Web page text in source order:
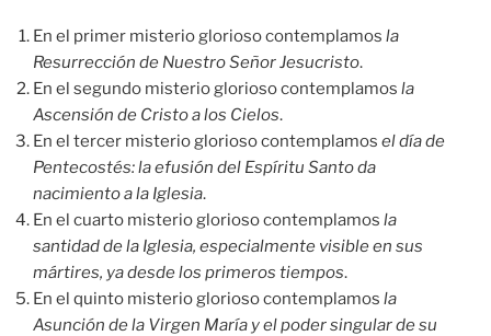
En el primer misterio glorioso contemplamos la
Resurrección de Nuestro Señor Jesucristo.
En el segundo misterio glorioso contemplamos la
Ascensión de Cristo a los Cielos.
En el tercer misterio glorioso contemplamos el día de
Pentecostés: la efusión del Espíritu Santo da
nacimiento a la Iglesia.
En el cuarto misterio glorioso contemplamos la
santidad de la Iglesia, especialmente visible en sus
mártires, ya desde los primeros tiempos.
En el quinto misterio glorioso contemplamos la
Asunción de la Virgen María y el poder singular de su